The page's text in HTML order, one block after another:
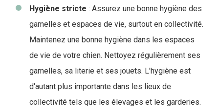
Hygiène stricte : Assurez une bonne hygiène des
gamelles et espaces de vie, surtout en collectivité.
Maintenez une bonne hygiène dans les espaces
de vie de votre chien. Nettoyez régulièrement ses
gamelles, sa literie et ses jouets. L'hygiène est
d'autant plus importante dans les lieux de
collectivité tels que les élevages et les garderies.